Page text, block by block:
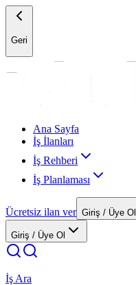
Geri
Ana Sayfa
İş İlanları
İş Rehberi
İş Planlaması
Ücretsiz ilan ver Giriş / Üye Ol
Giriş / Üye Ol
İş Ara